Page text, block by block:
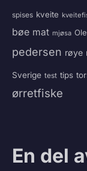
spises kveite
bøe mat mjøsa
pedersen røye
Sverige test tips
ørretfiske
En del